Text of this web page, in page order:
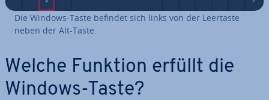
Die Windows-Taste befindet sich links von der Leertaste
neben der Alt-Taste.
Welche Funktion erfüllt die
Windows-Taste?